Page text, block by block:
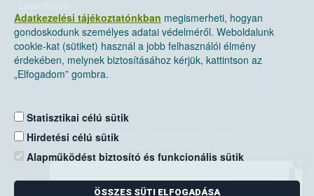
Adatkezelési tájékoztatónkban megismerheti, hogyan
gondoskodunk személyes adatai védelméről. Weboldalunk
cookie-kat (sütiket) használ a jobb felhasználói élmény
érdekében, melynek biztosításához kérjük, kattintson az
„Elfogadom” gombra.
Statisztikai célú sütik
Hirdetési célú sütik
Alapműködést biztosító és funkcionális sütik
ÖSSZES SÜTI ELFOGADÁSA
Nemzeti Élelmiszerlánc-biztonsági Hivatal
Levelezési cím: 1525 Budapest. Pf. 30.